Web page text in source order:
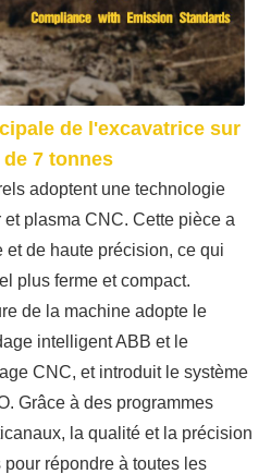
de l'excavatrice sur
7 tonnes
adoptent une technologie
plasma CNC. Cette pièce a
de haute précision, ce qui
plus ferme et compact.
de la machine adopte le
intelligent ABB et le
CNC, et introduit le système
Grâce à des programmes
la qualité et la précision
répondre à toutes les